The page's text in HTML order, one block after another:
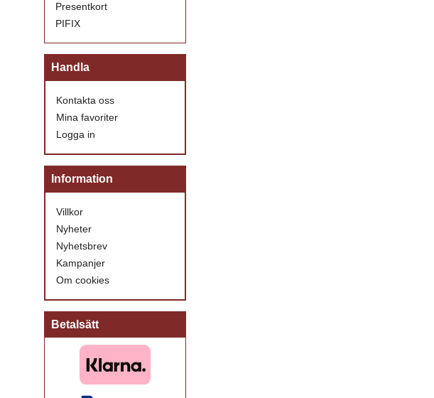
Presentkort
PIFIX
Handla
Kontakta oss
Mina favoriter
Logga in
Information
Villkor
Nyheter
Nyhetsbrev
Kampanjer
Om cookies
Betalsätt